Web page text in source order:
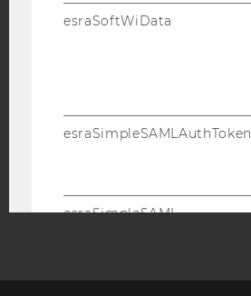
EQUIS AACSB
AMBA
esraSoftWiData
esraSimpleSAMLAuthToken
esraSimpleSAML